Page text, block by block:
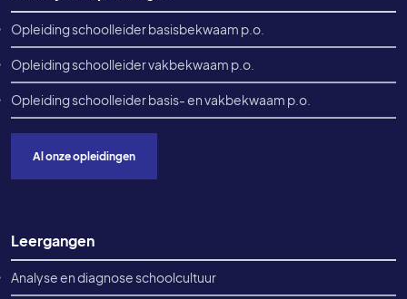
Leergangen
Analyse en diagnose schoolcultuur
Opleiding schoolleider basisbekwaam p.o.
Opleiding schoolleider vakbekwaam p.o.
Opleiding schoolleider basis- en vakbekwaam p.o.
Al onze opleidingen